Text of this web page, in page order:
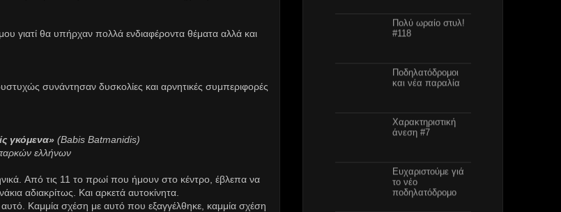
γιατί θα υπήρχαν πολλά ενδιαφέροντα θέματα αλλά και
συνάντησαν δυσκολίες και αρνητικές συμπεριφορές
γκόμενα» (Babis Batmanidis)
ελλήνων
Από τις 11 το πρωί που ήμουν στο κέντρο, έβλεπα να
αδιακρίτως. Και αρκετά αυτοκίνητα.
Καμμία σχέση με αυτό που εξαγγέλθηκε, καμμία σχέση
Πολύ ωραίο στυλ!
#118
Ποδηλατόδρομοι
και νέα παραλία
Χαρακτηριστική
άνεση #7
Ευχαριστούμε γιά
το νέο
ποδηλατόδρομο